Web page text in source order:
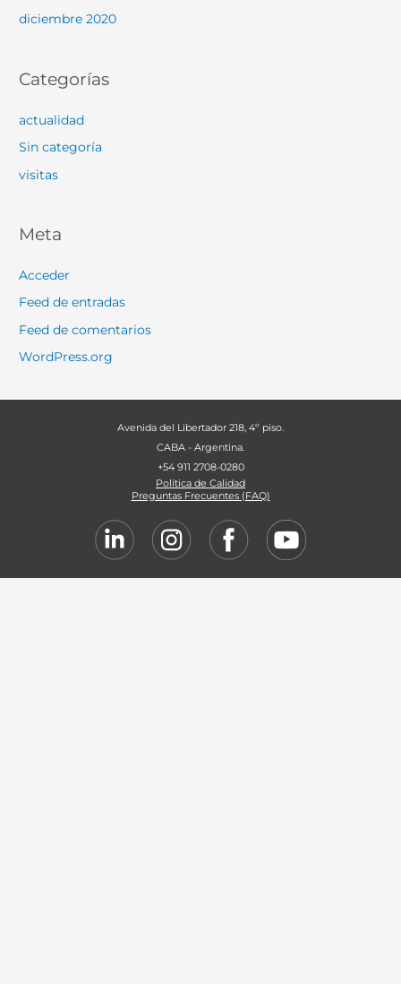
diciembre 2020
Categorías
actualidad
Sin categoría
visitas
Meta
Acceder
Feed de entradas
Feed de comentarios
WordPress.org
Avenida del Libertador 218, 4º piso.
CABA - Argentina.
+54 911 2708-0280
Política de Calidad
Preguntas Frecuentes (FAQ)